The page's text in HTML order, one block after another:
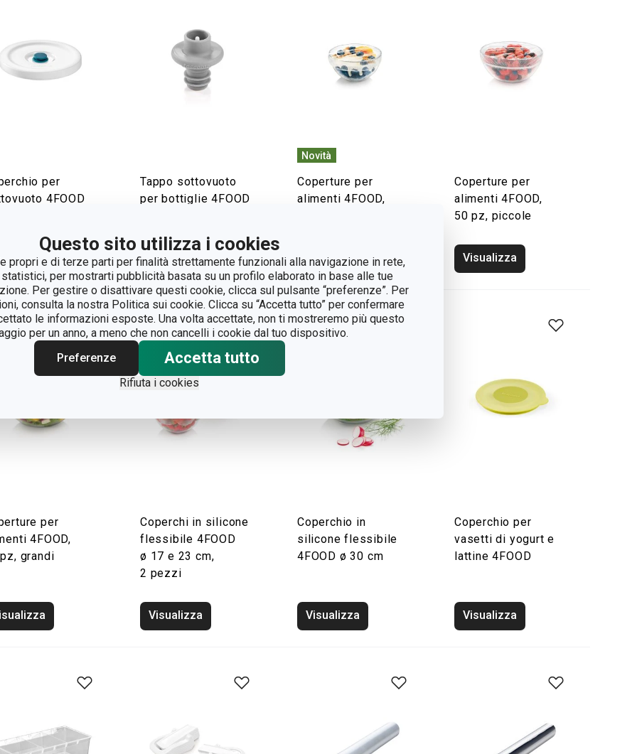
Questo sito utilizza i cookies
propri e di terze parti per finalità strettamente funzionali alla navigazione in rete,
per mostrarti pubblicità basata su un profilo elaborato in base alle tue
Per gestire o disattivare questi cookie, clicca sul pulsante “preferenze”. Per
consulta la nostra Politica sui cookie. Clicca su “Accetta tutto” per confermare
le informazioni esposte. Una volta accettate, non ti mostreremo più questo
per un anno, a meno che non cancelli i cookie dal tuo dispositivo.
Preferenze
Accetta tutto
Rifiuta i cookies
per
4FOOD
Tappo sottovuoto
per bottiglie 4FOOD
Visualizza
Novità
Coperture per
alimenti 4FOOD,
Visualizza
Coperture per
alimenti 4FOOD,
50 pz, piccole
Visualizza
per
4FOOD,
grandi
Coperchi in silicone
flessibile 4FOOD
ø 17 e 23 cm,
2 pezzi
Visualizza
Coperchio in
silicone flessibile
4FOOD ø 30 cm
Visualizza
Coperchio per
vasetti di yogurt e
lattine 4FOOD
Visualizza